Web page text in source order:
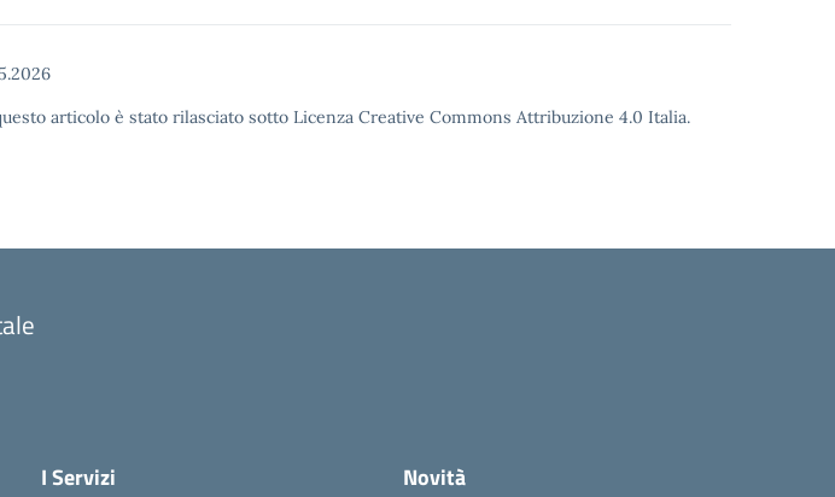
articolo è stato rilasciato sotto Licenza Creative Commons Attribuzione 4.0 Italia.
I Servizi Novità